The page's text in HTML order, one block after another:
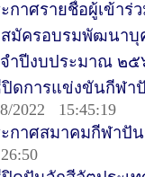
กาศรายชื่อผู้เข้า
มัครอบรมพัฒนาบุ
ำปีงบประมาณ ๒
ดการแข่งขันกีฬา
2022 15:45:19
กาศสมาคมกีฬาปั